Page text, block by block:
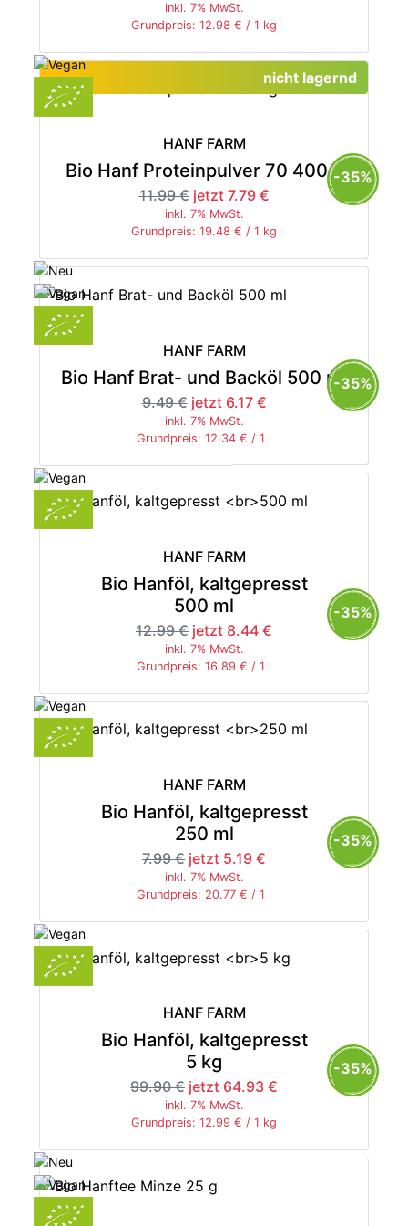
inkl. 7% MwSt.
Grundpreis: 12.98 € / 1 kg
HANF FARM
Bio Hanf Proteinpulver 70 400 g
11.99 € jetzt 7.79 €
inkl. 7% MwSt.
Grundpreis: 19.48 € / 1 kg
nicht lagernd
-35%
HANF FARM
Bio Hanf Brat- und Backöl 500 ml
9.49 € jetzt 6.17 €
inkl. 7% MwSt.
Grundpreis: 12.34 € / 1 l
-35%
HANF FARM
Bio Hanföl, kaltgepresst
500 ml
12.99 € jetzt 8.44 €
inkl. 7% MwSt.
Grundpreis: 16.89 € / 1 l
-35%
HANF FARM
Bio Hanföl, kaltgepresst
250 ml
7.99 € jetzt 5.19 €
inkl. 7% MwSt.
Grundpreis: 20.77 € / 1 l
-35%
HANF FARM
Bio Hanföl, kaltgepresst
5 kg
99.90 € jetzt 64.93 €
inkl. 7% MwSt.
Grundpreis: 12.99 € / 1 kg
-35%